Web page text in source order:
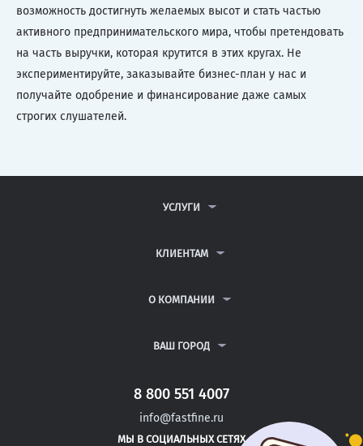
возможность достигнуть желаемых высот и стать частью
активного предпринимательского мира, чтобы претендовать
на часть выручки, которая крутится в этих кругах. Не
экспериментируйте, заказывайте бизнес-план у нас и
получайте одобрение и финансирование даже самых
строгих слушателей.
УСЛУГИ
ДИПЛОМНЫЕ РАБОТЫ
РЕФЕРАТЫ
КЛИЕНТАМ
ВОПРОСЫ И ОТВЕТЫ
ПОЛИТИКА КОНФИДЕНЦИАЛЬНОСТИ
О КОМПАНИИ
КОНТАКТЫ
ВАШ ГОРОД
САНКТ-ПЕТЕРБУРГ
ЛЕСНОЙ
КУЗНЕЦК
8 800 551 4007
info@fastfine.ru
МЫ В СОЦИАЛЬНЫХ СЕТЯХ